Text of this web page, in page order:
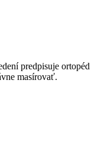
predpisuje ortopéd
masírovať.